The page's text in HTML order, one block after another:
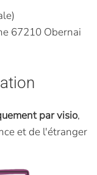
67210 Obernai
par visio,
et de l'étranger